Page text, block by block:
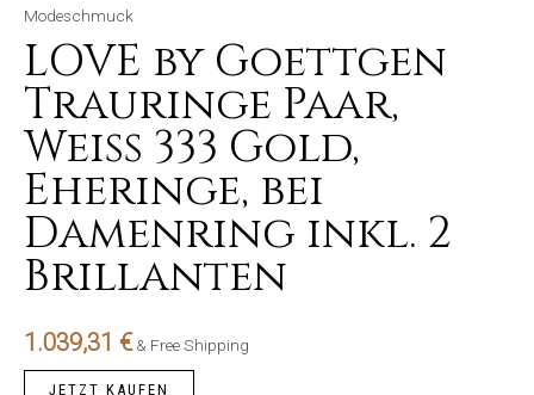
Modeschmuck
LOVE by Goettgen
Trauringe Paar,
Weiss 333 Gold,
Eheringe, bei
Damenring inkl. 2
Brillanten
1.039,31 € & Free Shipping
JETZT KAUFEN